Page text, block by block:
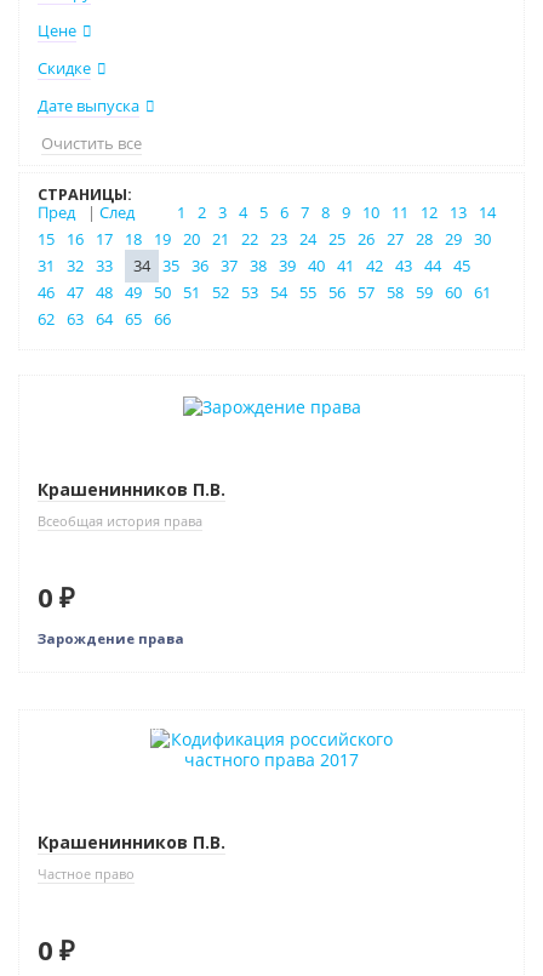
Цене
Скидке
Дате выпуска
Очистить все
СТРАНИЦЫ:
Пред
| След 1 2 3 4 5 6 7 8 9 10 11 12 13
14
15
16 17 18 19 20 21 22 23 24 25 26 27 28 29 30
31
32 33 34 35 36 37 38 39 40 41 42 43 44 45
46 47 48 49 50 51 52 53 54 55 56 57 58 59 60 61
62 63 64 65 66
Крашенинников П.В.
Всеобщая история права
0 ₽
Зарождение права
Нет в наличии
Крашенинников П.В.
Частное право
0 ₽